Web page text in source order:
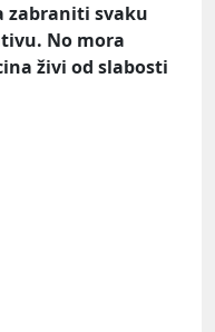
zabraniti svaku
No mora
živi od slabosti